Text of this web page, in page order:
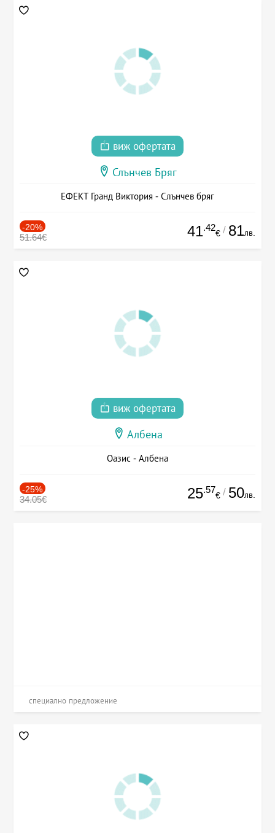
виж офертата
Слънчев Бряг
ЕФЕКТ Гранд Виктория - Слънчев бряг
-20%
51.64€ 41.42
€ / 81лв.
виж офертата
Албена
Оазис - Албена
-25%
34.05€ 25.57
€ / 50лв.
специално предложение